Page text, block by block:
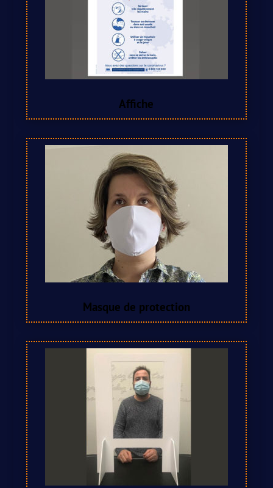
Affiche
Masque de protection